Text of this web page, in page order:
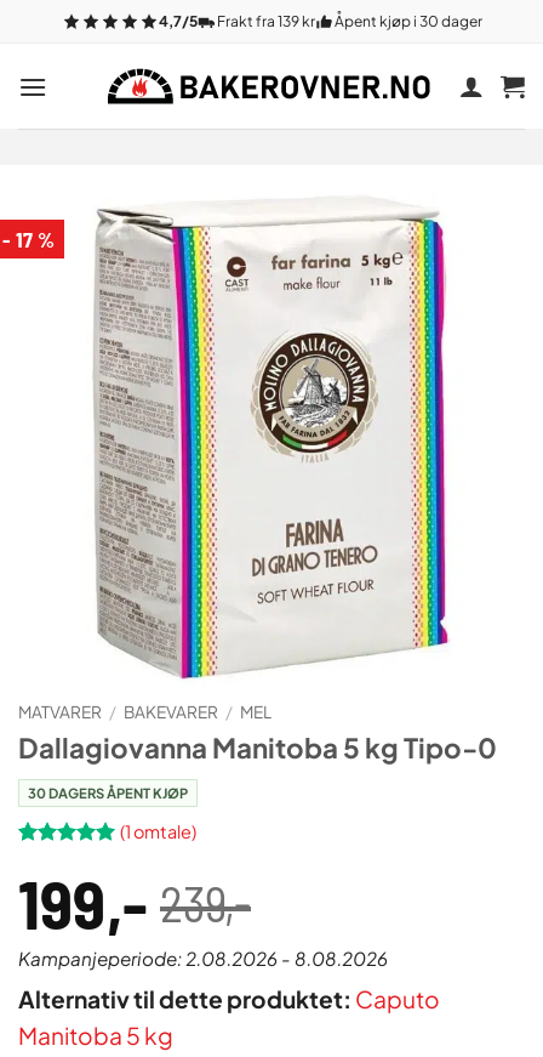
innhold
4,7/5 Frakt fra 139 kr Åpent kjøp i 30 dager
- 17 %
MATVARER / BAKEVARER / MEL
Dallagiovanna Manitoba 5 kg Tipo-0
30 DAGERS ÅPENT KJØP
av 5 basert
på
kundevurdering
(1omtale)
199,- 239,-
Opprinnelig
pris
var:
239,00 .
Nåværende
pris
er:
199,00 .
Kampanjeperiode: 2.08.2026 - 8.08.2026
Alternativ til dette produktet: Caputo
Manitoba 5 kg